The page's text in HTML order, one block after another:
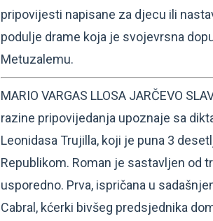
pripovijesti napisane za djecu ili
podulje drame koja je svojevrsna
Metuzalemu.
MARIO VARGAS LLOSA JARČEVO
razine pripovijedanja upoznaje sa
Leonidasa Trujilla, koji je puna 3
Republikom. Roman je sastavljen od
usporedno. Prva, ispričana u
Cabral, kćerki bivšeg predsjednika